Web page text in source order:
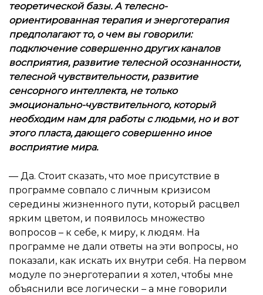
теоретической базы. А телесно-
ориентированная терапия и энерготерапия
предполагают то, о чем вы говорили:
подключение совершенно других каналов
восприятия, развитие телесной осознанности,
телесной чувствительности, развитие
сенсорного интеллекта, не только
эмоционально-чувствительного, который
необходим нам для работы с людьми, но и вот
этого пласта, дающего совершенно иное
восприятие мира.
— Да. Стоит сказать, что мое присутствие в
программе совпало с личным кризисом
середины жизненного пути, который расцвел
ярким цветом, и появилось множество
вопросов – к себе, к миру, к людям. На
программе не дали ответы на эти вопросы, но
показали, как искать их внутри себя. На первом
модуле по энерготерапии я хотел, чтобы мне
объяснили все логически – а мне говорили